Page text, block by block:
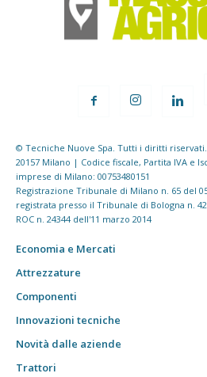
© Tecniche Nuove Spa. Tutti i diritti riservati.
20157 Milano | Codice fiscale, Partita IVA e
imprese di Milano: 00753480151
Registrazione Tribunale di Milano n. 65 del
registrata presso il Tribunale di Bologna n.
ROC n. 24344 dell'11 marzo 2014
Economia e Mercati
Attrezzature
Componenti
Innovazioni tecniche
Novità dalle aziende
Trattori